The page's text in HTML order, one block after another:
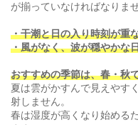
が揃っていなければなりませ
・干潮と日の入り時刻が重
・風がなく、波が穏やかな
おすすめの季節は、春・秋
夏は雲がかすんで見えやす
射しません。
春は湿度が高くなり始める